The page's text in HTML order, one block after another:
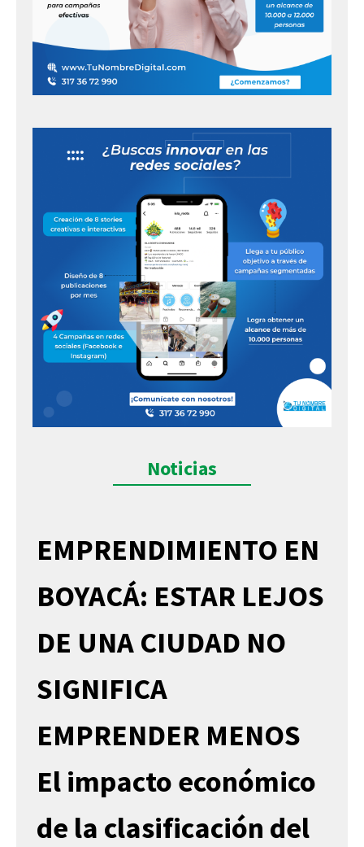
Noticias
EMPRENDIMIENTO EN
BOYACÁ: ESTAR LEJOS
DE UNA CIUDAD NO
SIGNIFICA
EMPRENDER MENOS
El impacto económico
de la clasificación del